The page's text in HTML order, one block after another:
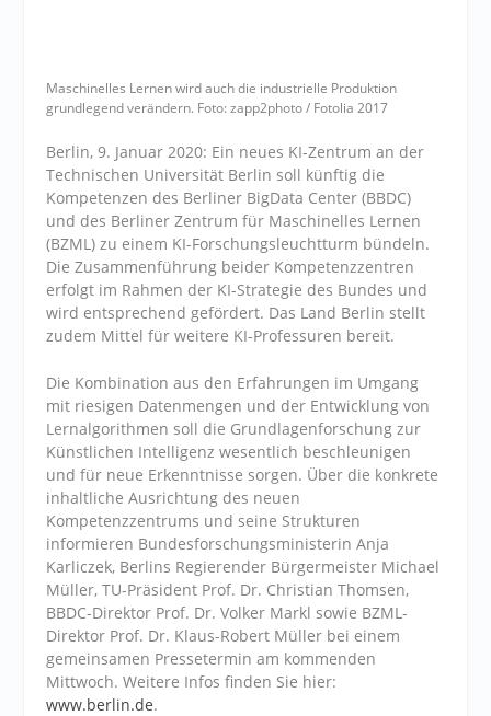
Maschinelles Lernen wird auch die industrielle Produktion
grundlegend verändern. Foto: zapp2photo / Fotolia 2017
Berlin, 9. Januar 2020: Ein neues KI-Zentrum an der
Technischen Universität Berlin soll künftig die
Kompetenzen des Berliner BigData Center (BBDC)
und des Berliner Zentrum für Maschinelles Lernen
(BZML) zu einem KI-Forschungsleuchtturm bündeln.
Die Zusammenführung beider Kompetenzzentren
erfolgt im Rahmen der KI-Strategie des Bundes und
wird entsprechend gefördert. Das Land Berlin stellt
zudem Mittel für weitere KI-Professuren bereit.
Die Kombination aus den Erfahrungen im Umgang
mit riesigen Datenmengen und der Entwicklung von
Lernalgorithmen soll die Grundlagenforschung zur
Künstlichen Intelligenz wesentlich beschleunigen
und für neue Erkenntnisse sorgen. Über die konkrete
inhaltliche Ausrichtung des neuen
Kompetenzzentrums und seine Strukturen
informieren Bundesforschungsministerin Anja
Karliczek, Berlins Regierender Bürgermeister Michael
Müller, TU-Präsident Prof. Dr. Christian Thomsen,
BBDC-Direktor Prof. Dr. Volker Markl sowie BZML-
Direktor Prof. Dr. Klaus-Robert Müller bei einem
gemeinsamen Pressetermin am kommenden
Mittwoch. Weitere Infos finden Sie hier:
www.berlin.de.